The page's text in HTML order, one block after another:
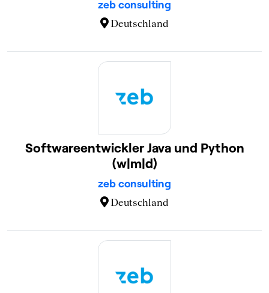
zeb consulting
Deutschland
Softwareentwickler Java und Python
(w|m|d)
zeb consulting
Deutschland